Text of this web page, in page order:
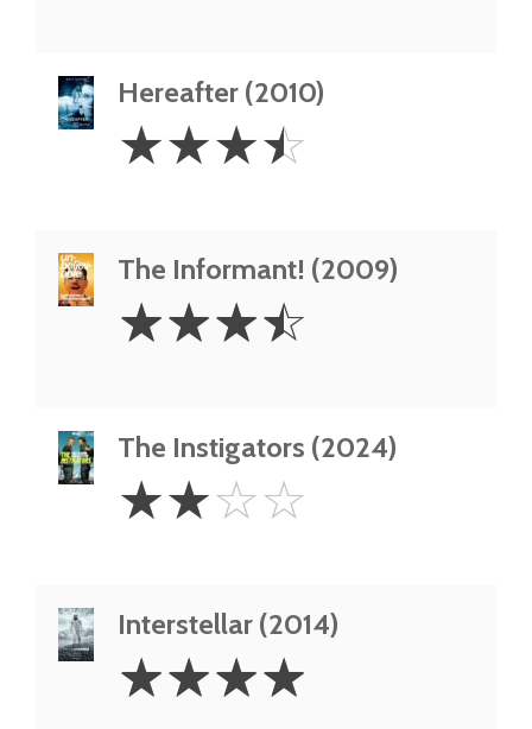
Hereafter (2010)
3.5
Stars
☆☆☆☆
The Informant! (2009)
3.5
Stars
☆☆☆☆
The Instigators (2024)
Stars
☆☆☆☆
Interstellar (2014)
Stars
☆☆☆☆